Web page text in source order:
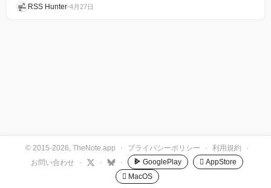
RSS Hunter•4月27日
© 2015-2026, TheNote.app · プライバシーポリシー · 利用規約
·
お問い合わせ
· · · GooglePlay
 AppStore
 MacOS